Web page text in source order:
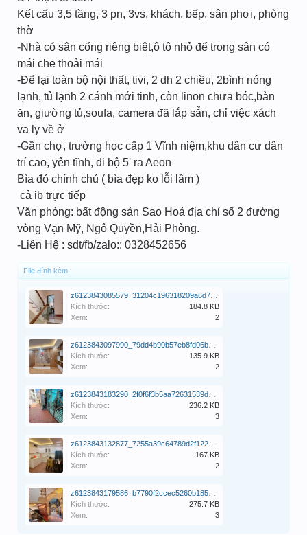
Kết cấu 3,5 tầng, 3 pn, 3vs, khách, bếp, sân phơi, phòng
thờ
-Nhà có sân cổng riêng biệt,ô tô nhỏ để trong sân có
mái che thoải mái
-Để lại toàn bộ nội thất, tivi, 2 dh 2 chiều, 2bình nóng
lạnh, tủ lạnh 2 cánh mới tinh, còn linon chưa bóc,bàn
ăn, giường tủ,soufa, camera đã lắp sẵn, chỉ việc xách
va ly về ở
-Gần chợ, trường học cấp 1 Vĩnh niệm,khu dân cư dân
trí cao, yên tĩnh, đi bộ 5' ra Aeon
Bìa đỏ chính chủ ( bìa đẹp ko lỗi lầm )
́ cả ib trực tiếp
Văn phòng: bất động sản Sao Hoả địa chỉ số 2 đường
vòng Vạn Mỹ, Ngô Quyền,Hải Phòng.
-Liên Hệ : sdt/fb/zalo:: 0328452656
File đính kèm :
Kích thước:
184.8 KB
Xem:
2
Kích thước:
135.9 KB
Xem:
2
Kích thước:
236.2 KB
Xem:
3
Kích thước:
167 KB
Xem:
2
Kích thước:
275.7 KB
Xem:
3